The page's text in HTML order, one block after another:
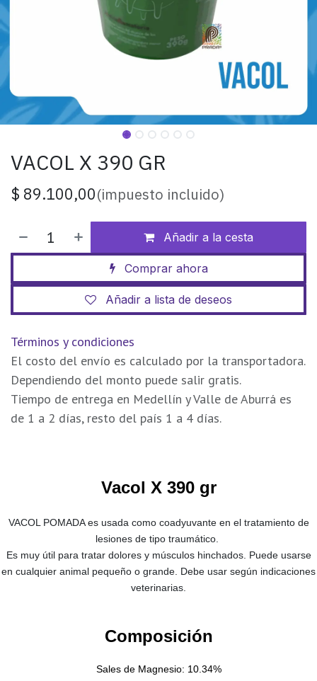
VACOL X 390 GR
$ 89.100,00(impuesto incluido)
Añadir a la cesta
Comprar ahora
Añadir a lista de deseos
Términos y condiciones
El costo del envío es calculado por la transportadora.
Dependiendo del monto puede salir gratis.
Tiempo de entrega en Medellín y Valle de Aburrá es
de 1 a 2 días, resto del país 1 a 4 días.
Vacol X 390 gr
VACOL POMADA es usada como coadyuvante en el tratamiento de
lesiones de tipo traumático.
Es muy útil para tratar dolores y músculos hinchados. Puede usarse
en cualquier animal pequeño o grande. Debe usar según indicaciones
veterinarias.
Composición
Sales de Magnesio: 10.34%